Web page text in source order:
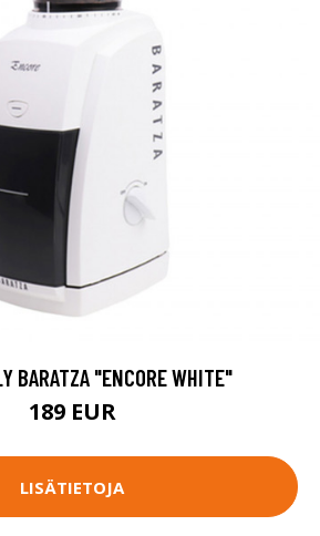
BARATZA "ENCORE WHITE"
189 EUR
LISÄTIETOJA